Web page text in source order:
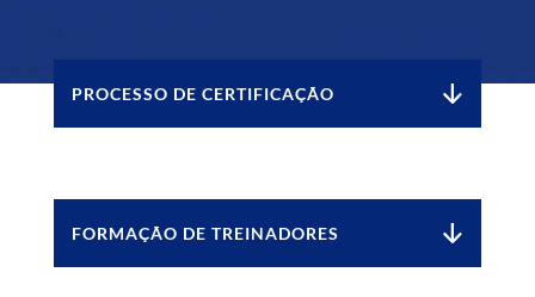
PROCESSO DE CERTIFICAÇÃO
FORMAÇÃO DE TREINADORES